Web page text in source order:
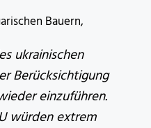
Bauern,
ukrainischen
Berücksichtigung
einzuführen.
würden extrem